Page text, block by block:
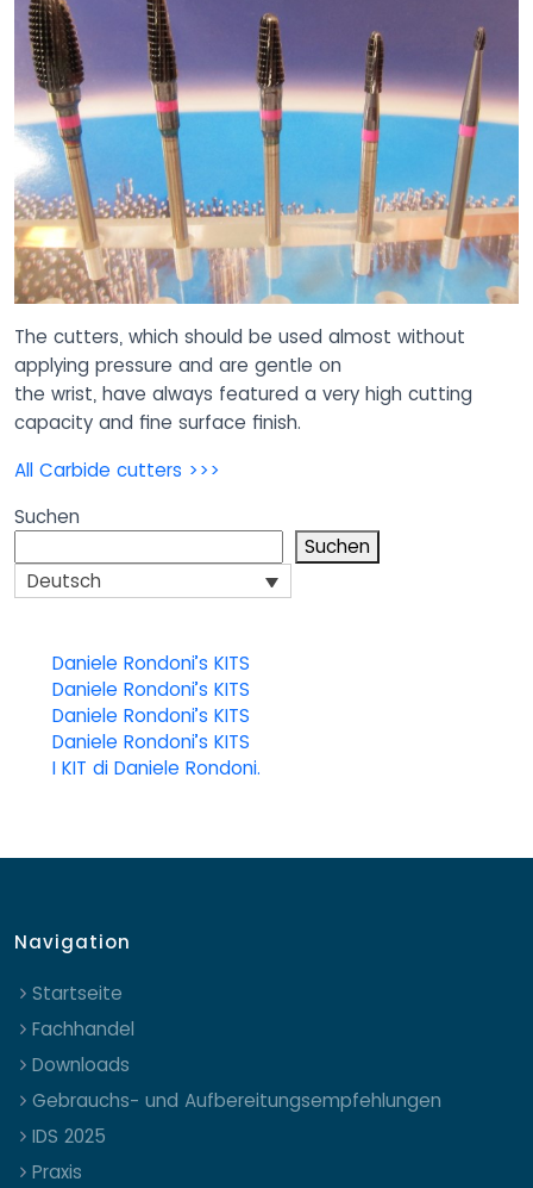
The cutters, which should be used almost without
applying pressure and are gentle on
the wrist, have always featured a very high cutting
capacity and fine surface finish.
All Carbide cutters >>>
Suchen
Suchen
Deutsch
Daniele Rondoni’s KITS
Daniele Rondoni’s KITS
Daniele Rondoni’s KITS
Daniele Rondoni’s KITS
I KIT di Daniele Rondoni.
Navigation
Startseite
Fachhandel
Downloads
Gebrauchs- und Aufbereitungsempfehlungen
IDS 2025
Praxis